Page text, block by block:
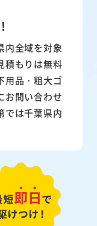
内全域を対象
積もりは無料
用品・粗大ゴ
お問い合わせ
では千葉県内